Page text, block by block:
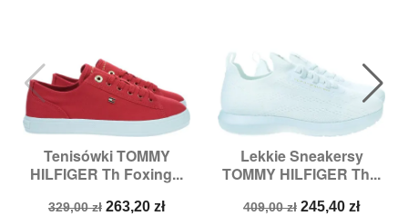
Tenisówki TOMMY
HILFIGER Th Foxing...
Cena
329,00 zł Cena
263,20 zł
Lekkie Sneakersy
TOMMY HILFIGER Th...
Cena
409,00 zł Cena
245,40 zł